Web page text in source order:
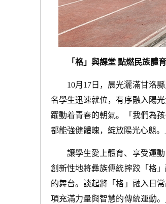
「格」與課堂 點燃民族體
10月17日，晨光灑滿甘洛
名學生迅速就位，有序融入陽
躍動着青春的朝氣。「我們為
都能強健體魄，綻放陽光心態。
讓學生愛上體育、享受運
創新性地將彝族傳統摔跤「格
的舞台。談起將「格」融入日
項充滿力量與智慧的傳統運動